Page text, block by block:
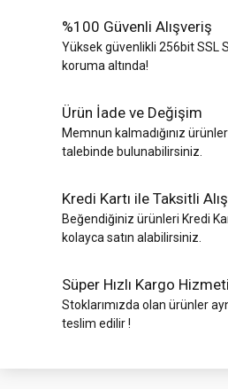
%100 Güvenli Alışveriş
Yüksek güvenlikli 256bit SSL
koruma altında!
Ürün İade ve Değişim
Memnun kalmadığınız
talebinde bulunabilirsiniz.
Kredi Kartı ile Taksitli
Beğendiğiniz ürünleri Kredi
kolayca satın alabilirsiniz.
Süper Hızlı Kargo Hizmeti
Stoklarımızda olan ürünler
teslim edilir !